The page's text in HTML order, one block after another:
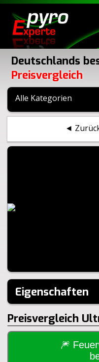
Deutschlands
Preisvergleich
Alle Kategorien
◄
Eigenschaften
Hersteller:
---
Klasse:
Preisvergleich
🎆 Feuerwerk im Shop